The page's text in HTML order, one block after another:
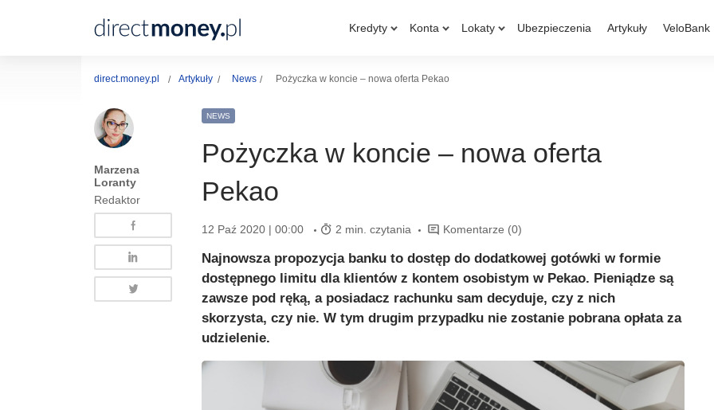
Kredyty Konta Lokaty Ubezpieczenia Artykuły VeloBank
direct.money.pl Artykuły News Pożyczka w koncie – nowa oferta Pekao
Marzena
Loranty
Redaktor
NEWS
Pożyczka w koncie – nowa oferta
Pekao
12 Paź 2020 | 00:00 2 min. czytania Komentarze (0)
Najnowsza propozycja banku to dostęp do dodatkowej gotówki w formie
dostępnego limitu dla klientów z kontem osobistym w Pekao. Pieniądze są
zawsze pod ręką, a posiadacz rachunku sam decyduje, czy z nich
skorzysta, czy nie. W tym drugim przypadku nie zostanie pobrana opłata za
udzielenie.